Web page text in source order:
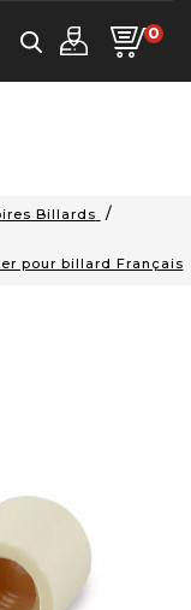
0
Billards
pour billard Français